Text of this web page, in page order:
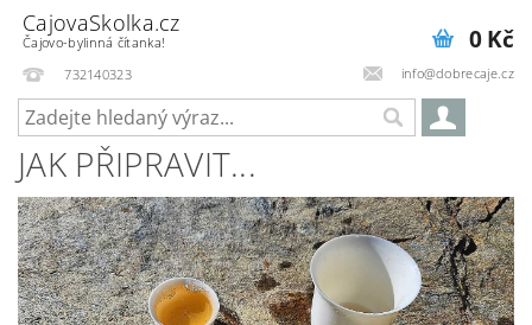
CajovaSkolka.cz
Čajovo-bylinná čítanka!
732140323
info@dobrecaje.cz
0 Kč
JAK PŘIPRAVIT...